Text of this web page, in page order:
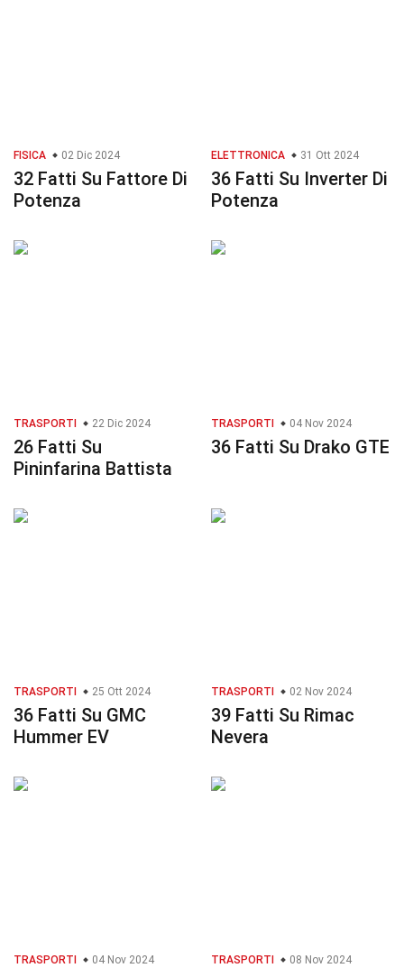
FISICA 02 Dic 2024
32 Fatti Su Fattore Di
Potenza
ELETTRONICA 31 Ott 2024
36 Fatti Su Inverter Di
Potenza
TRASPORTI 22 Dic 2024
26 Fatti Su
Pininfarina Battista
TRASPORTI 04 Nov 2024
36 Fatti Su Drako GTE
TRASPORTI 25 Ott 2024
36 Fatti Su GMC
Hummer EV
TRASPORTI 02 Nov 2024
39 Fatti Su Rimac
Nevera
TRASPORTI 04 Nov 2024 TRASPORTI 08 Nov 2024